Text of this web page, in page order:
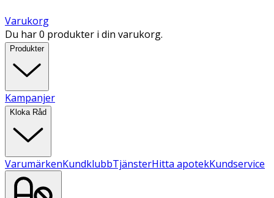
Varukorg
Du har 0 produkter i din varukorg.
Produkter
Kampanjer
Kloka Råd
VarumärkenKundklubbTjänsterHitta apotekKundservice